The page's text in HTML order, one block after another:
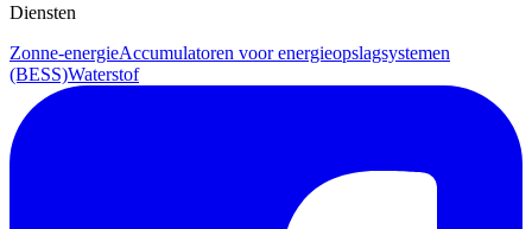
Diensten
Zonne-energieAccumulatoren voor energieopslagsystemen
(BESS)Waterstof